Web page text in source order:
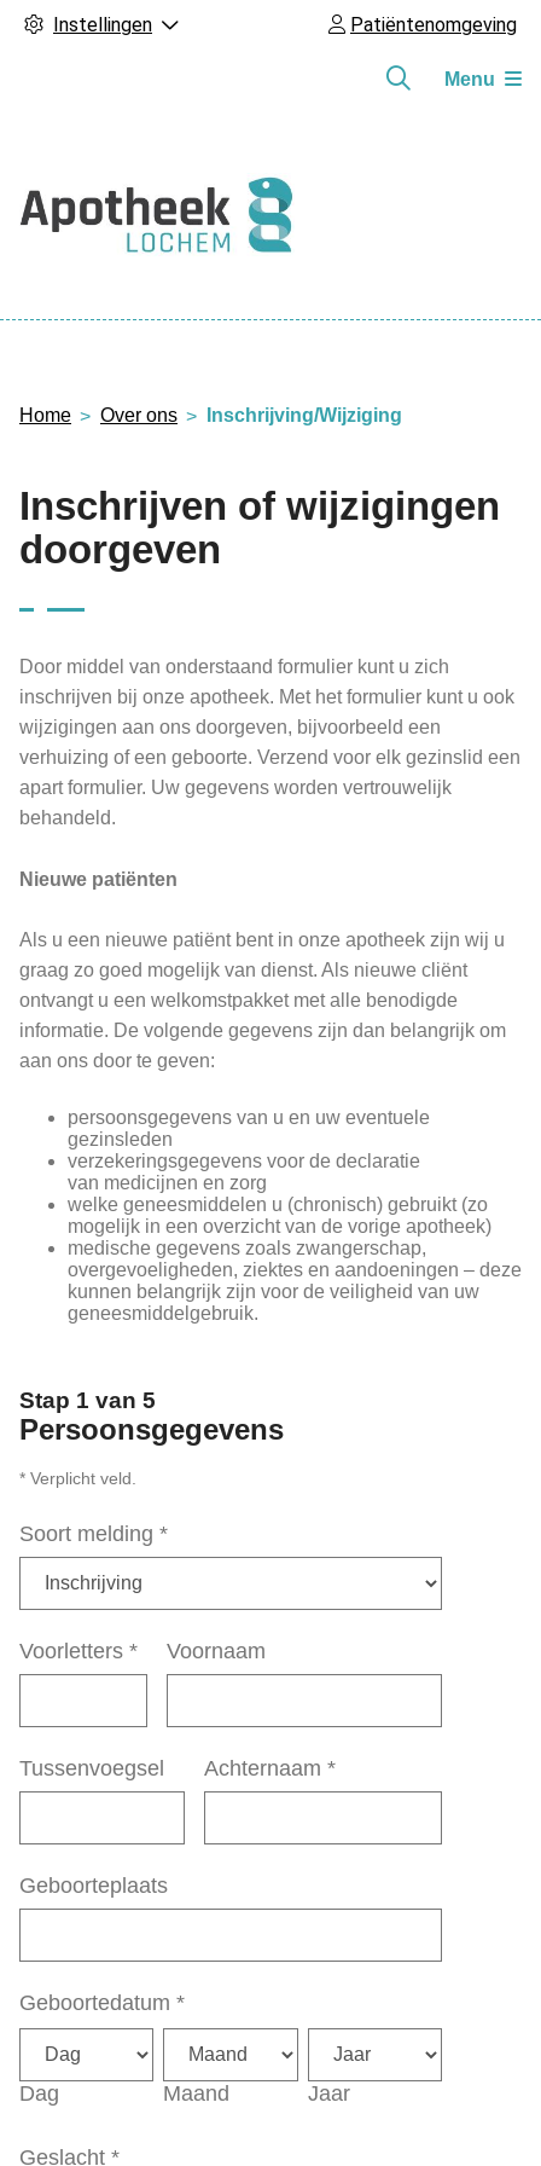
Instellingen Patiëntenomgeving
Menu
Home Over ons Inschrijving/Wijziging
Inschrijven of wijzigingen
doorgeven
Door middel van onderstaand formulier kunt u zich
inschrijven bij onze apotheek. Met het formulier kunt u ook
wijzigingen aan ons doorgeven, bijvoorbeeld een
verhuizing of een geboorte. Verzend voor elk gezinslid een
apart formulier. Uw gegevens worden vertrouwelijk
behandeld.
Nieuwe patiënten
Als u een nieuwe patiënt bent in onze apotheek zijn wij u
graag zo goed mogelijk van dienst. Als nieuwe cliënt
ontvangt u een welkomstpakket met alle benodigde
informatie. De volgende gegevens zijn dan belangrijk om
aan ons door te geven:
persoonsgegevens van u en uw eventuele
gezinsleden
verzekeringsgegevens voor de declaratie
van medicijnen en zorg
welke geneesmiddelen u (chronisch) gebruikt (zo
mogelijk in een overzicht van de vorige apotheek)
medische gegevens zoals zwangerschap,
overgevoeligheden, ziektes en aandoeningen – deze
kunnen belangrijk zijn voor de veiligheid van uw
geneesmiddelgebruik.
Stap 1 van 5
Persoonsgegevens
* Verplicht veld.
Soort melding *
Voorletters * Voornaam
Tussenvoegsel Achternaam *
Geboorteplaats
Geboortedatum *
Dag Maand Jaar
Geslacht *